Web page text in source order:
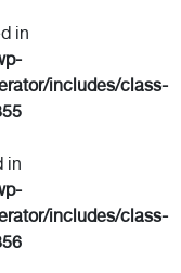
in
includes/class-
in
includes/class-